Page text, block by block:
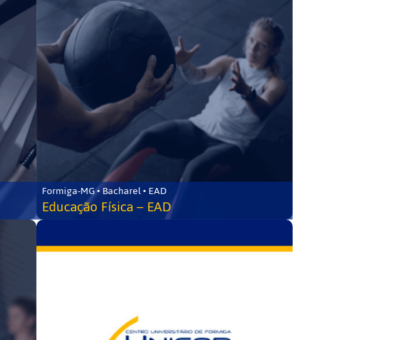
Formiga-MG • Bacharel • EAD
Educação Física – EAD